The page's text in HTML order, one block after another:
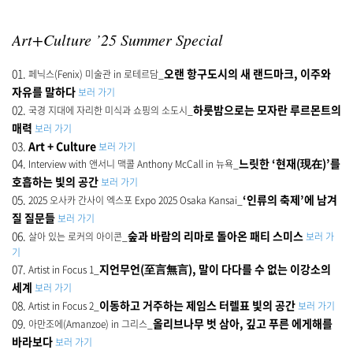
Art+Culture ’25 Summer Special
01. 페닉스(Fenix) 미술관 in 로테르담_ 오랜 항구도시의 새 랜드마크, 이주와
자유를 말하다보러 가기
02. 국경 지대에 자리한 미식과 쇼핑의 소도시_ 하룻밤으로는 모자란 루르몬트의
매력 보러 가기
03. Art + Culture보러 가기
04. Interview with 앤서니 맥콜 Anthony McCall in 뉴욕_ 느릿한 ‘현재(現在)’를
호흡하는 빛의 공간보러 가기
05. 2025 오사카 간사이 엑스포 Expo 2025 Osaka Kansai_ ‘인류의 축제’에 남겨
질 질문들보러 가기
06. 살아 있는 로커의 아이콘_ 숲과 바람의 리마로 돌아온 패티 스미스 보러 가
기
07. Artist in Focus 1_ 지언무언(至言無言), 말이 다다를 수 없는 이강소의
세계 보러 가기
08. Artist in Focus 2_ 이동하고 거주하는 제임스 터렐표 빛의 공간보러 가기
09. 아만조에(Amanzoe) in 그리스_ 올리브나무 벗 삼아, 깊고 푸른 에게해를
바라보다보러 가기